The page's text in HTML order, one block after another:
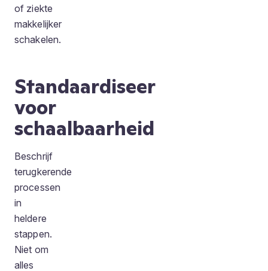
of ziekte
makkelijker
schakelen.
Standaardiseer
voor
schaalbaarheid
Beschrijf
terugkerende
processen
in
heldere
stappen.
Niet om
alles